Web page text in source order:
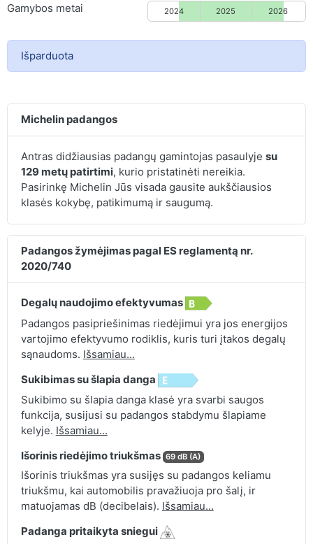
Gamybos metai 2024 2025 2026
Išparduota
Michelin padangos
Antras didžiausias padangų gamintojas pasaulyje su
129 metų patirtimi, kurio pristatinėti nereikia.
Pasirinkę Michelin Jūs visada gausite aukščiausios
klasės kokybę, patikimumą ir saugumą.
Padangos žymėjimas pagal ES reglamentą nr.
2020/740
Degalų naudojimo efektyvumas
Padangos pasipriešinimas riedėjimui yra jos energijos
vartojimo efektyvumo rodiklis, kuris turi įtakos degalų
sąnaudoms. Išsamiau...
Sukibimas su šlapia danga
Sukibimo su šlapia danga klasė yra svarbi saugos
funkcija, susijusi su padangos stabdymu šlapiame
kelyje. Išsamiau...
Išorinis riedėjimo triukšmas 69 dB (A)
Išorinis triukšmas yra susijęs su padangos keliamu
triukšmu, kai automobilis pravažiuoja pro šalį, ir
matuojamas dB (decibelais). Išsamiau...
Padanga pritaikyta sniegui